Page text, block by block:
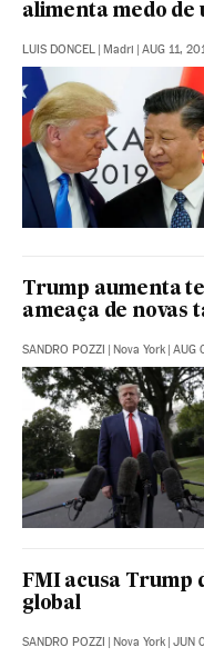
alimenta medo de
LUIS DONCEL | Madri | AUG 11,
Trump aumenta
ameaça de novas
SANDRO POZZI | Nova York | AUG
FMI acusa Trump
global
SANDRO POZZI | Nova York | JUN